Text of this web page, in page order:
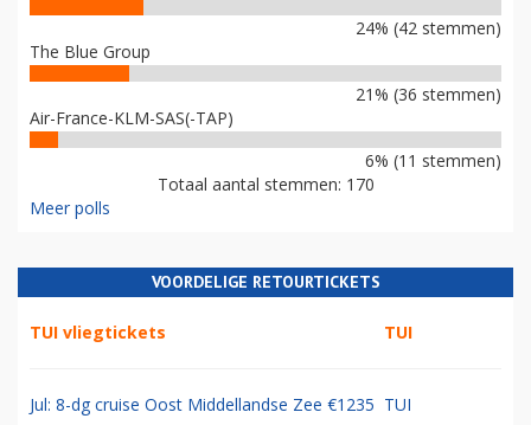
24% (42 stemmen)
The Blue Group
21% (36 stemmen)
Air-France-KLM-SAS(-TAP)
6% (11 stemmen)
Totaal aantal stemmen: 170
Meer polls
VOORDELIGE RETOURTICKETS
TUI vliegtickets TUI
Jul: 8-dg cruise Oost Middellandse Zee €1235 TUI